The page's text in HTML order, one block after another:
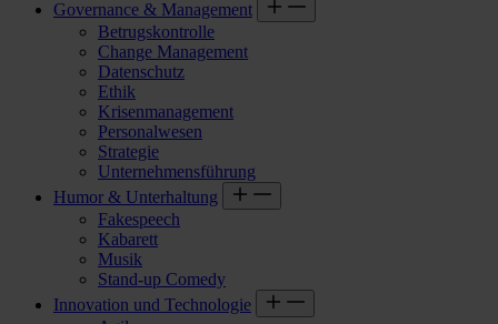
Governance & Management
Betrugskontrolle
Change Management
Datenschutz
Ethik
Krisenmanagement
Personalwesen
Strategie
Unternehmensführung
Humor & Unterhaltung
Fakespeech
Kabarett
Musik
Stand-up Comedy
Innovation und Technologie